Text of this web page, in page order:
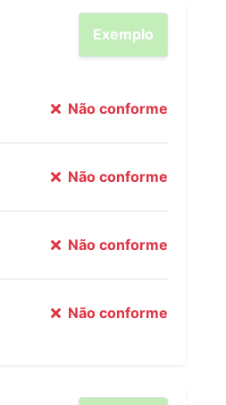
Exemplo
Não conforme
Não conforme
Não conforme
Não conforme